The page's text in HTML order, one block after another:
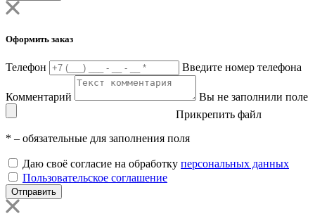
Оформить заказ
Телефон Введите номер телефона
Комментарий
Вы не заполнили поле
Прикрепить файл
* – обязательные для заполнения поля
Даю своё согласие на обработку персональных данных
Пользовательское соглашение
Отправить